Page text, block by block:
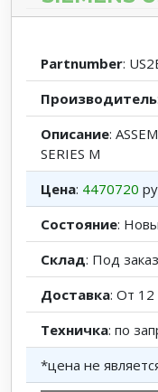
Partnumber:
Производитель:
Описание:
SERIES M
Цена: 4470720
Состояние:
Склад: Под заказ
Доставка: От 12
Техничка: по
*цена не